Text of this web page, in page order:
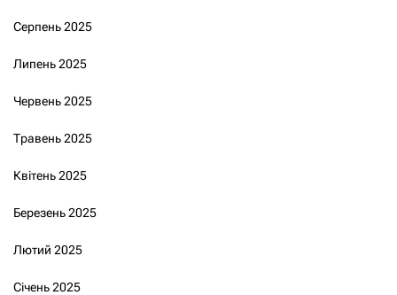
Серпень 2025
Липень 2025
Червень 2025
Травень 2025
Квітень 2025
Березень 2025
Лютий 2025
Січень 2025